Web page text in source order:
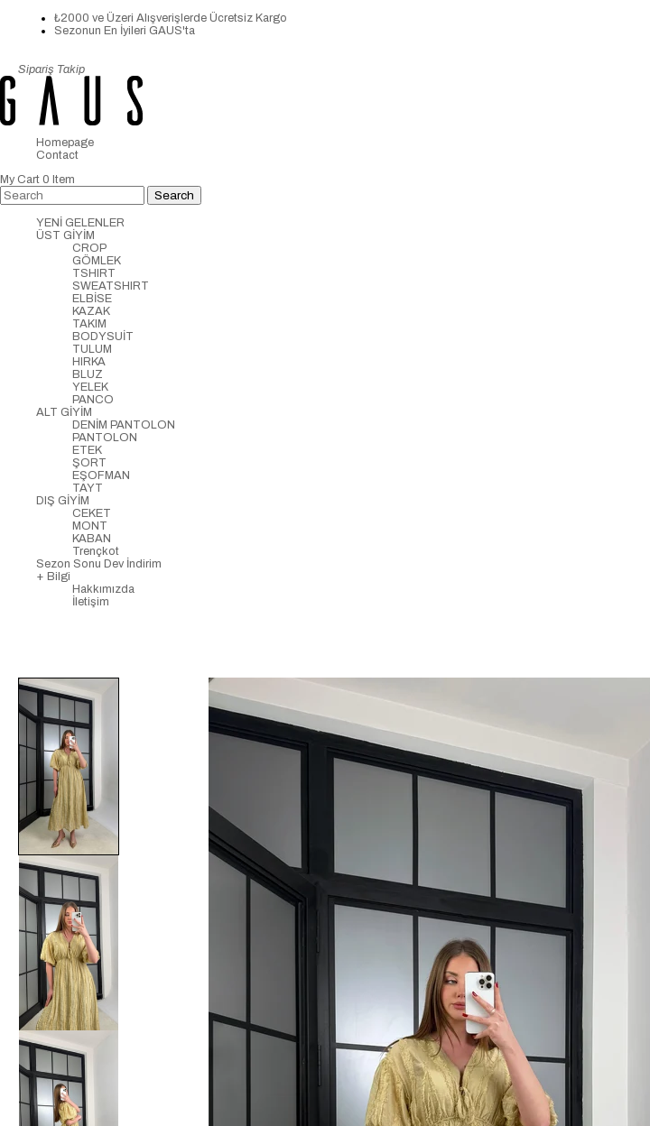
₺2000 ve Üzeri Alışverişlerde Ücretsiz Kargo
Sezonun En İyileri GAUS'ta
Sipariş Takip
Homepage
Contact
My Cart 0 Item
YENİ GELENLER
ÜST GİYİM
CROP
GÖMLEK
TSHIRT
SWEATSHIRT
ELBİSE
KAZAK
TAKIM
BODYSUİT
TULUM
HIRKA
BLUZ
YELEK
PANCO
ALT GİYİM
DENİM PANTOLON
PANTOLON
ETEK
ŞORT
EŞOFMAN
TAYT
DIŞ GİYİM
CEKET
MONT
KABAN
Trençkot
Sezon Sonu Dev İndirim
+ Bilgi
Hakkımızda
İletişim